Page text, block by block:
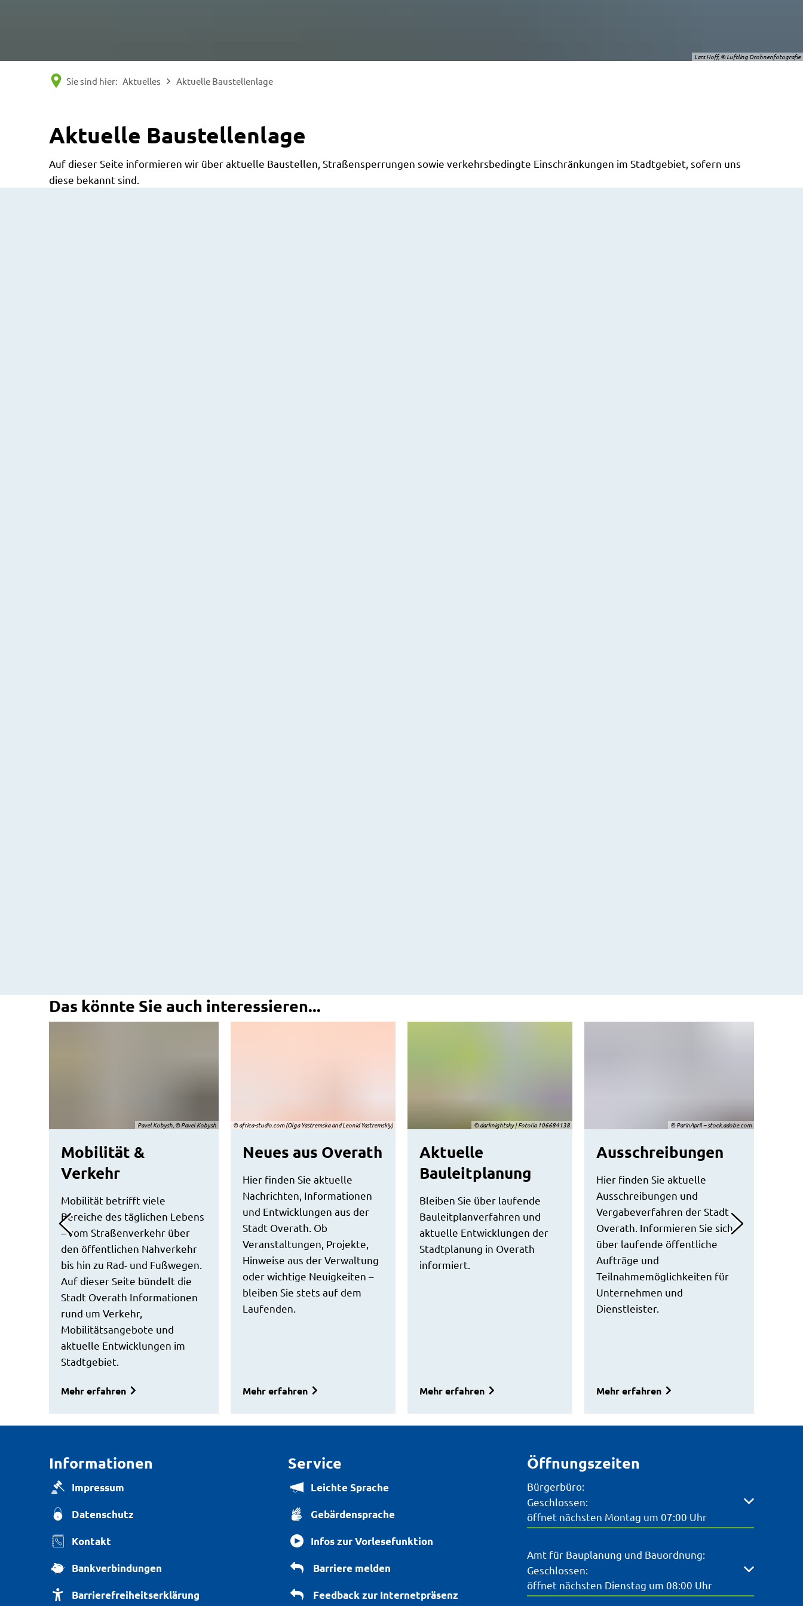
Lars Hoff, © Luftling Drohnenfotografie
Sie sind hier: Aktuelles Aktuelle Baustellenlage
Aktuelle Baustellenlage
Auf dieser Seite informieren wir über aktuelle Baustellen, Straßensperrungen sowie verkehrsbedingte Einschränkungen im Stadtgebiet, sofern uns
diese bekannt sind.
Das könnte Sie auch interessieren...
Pavel Kobysh, © Pavel Kobysh
Mobilität &
Verkehr
Mobilität betrifft viele
Bereiche des täglichen Lebens
– vom Straßenverkehr über
den öffentlichen Nahverkehr
bis hin zu Rad- und Fußwegen.
Auf dieser Seite bündelt die
Stadt Overath Informationen
rund um Verkehr,
Mobilitätsangebote und
aktuelle Entwicklungen im
Stadtgebiet.
Mehr erfahren
© africa-studio.com (Olga Yastremska and Leonid Yastremskiy)
Neues aus Overath
Hier finden Sie aktuelle
Nachrichten, Informationen
und Entwicklungen aus der
Stadt Overath. Ob
Veranstaltungen, Projekte,
Hinweise aus der Verwaltung
oder wichtige Neuigkeiten –
bleiben Sie stets auf dem
Laufenden.
Mehr erfahren
© darknightsky | Fotolia 106684138
Aktuelle
Bauleitplanung
Bleiben Sie über laufende
Bauleitplanverfahren und
aktuelle Entwicklungen der
Stadtplanung in Overath
informiert.
Mehr erfahren
© ParinApril – stock.adobe.com
Ausschreibungen
Hier finden Sie aktuelle
Ausschreibungen und
Vergabeverfahren der Stadt
Overath. Informieren Sie sich
über laufende öffentliche
Aufträge und
Teilnahmemöglichkeiten für
Unternehmen und
Dienstleister.
Mehr erfahren
Informationen
Impressum
Datenschutz
Kontakt
Bankverbindungen
Barrierefreiheitserklärung
Service
Leichte Sprache
Gebärdensprache
Infos zur Vorlesefunktion
Barriere melden
Feedback zur Internetpräsenz
Öffnungszeiten
Bürgerbüro:
Klicken, um weitere Öffnungs- oder Schließzeiten
Geschlossen:
öffnet nächsten Montag um 07:00 Uhr
Amt für Bauplanung und Bauordnung:
Klicken, um weitere Öffnungs- oder Schließzeiten
Geschlossen:
öffnet nächsten Dienstag um 08:00 Uhr